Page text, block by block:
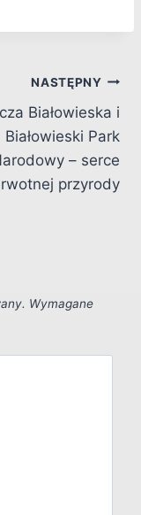
NASTĘPNY
Białowieska i
Białowieski Park
– serce
przyrody
Wymagane